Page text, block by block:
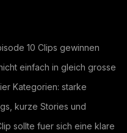
10 Clips gewinnen
einfach in gleich grosse
Kategorien: starke
kurze Stories und
sollte fuer sich eine klare